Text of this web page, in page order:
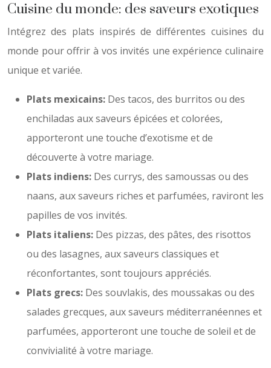
Cuisine du monde: des saveurs exotiques
Intégrez des plats inspirés de différentes cuisines du
monde pour offrir à vos invités une expérience culinaire
unique et variée.
Plats mexicains: Des tacos, des burritos ou des
enchiladas aux saveurs épicées et colorées,
apporteront une touche d’exotisme et de
découverte à votre mariage.
Plats indiens: Des currys, des samoussas ou des
naans, aux saveurs riches et parfumées, raviront les
papilles de vos invités.
Plats italiens: Des pizzas, des pâtes, des risottos
ou des lasagnes, aux saveurs classiques et
réconfortantes, sont toujours appréciés.
Plats grecs: Des souvlakis, des moussakas ou des
salades grecques, aux saveurs méditerranéennes et
parfumées, apporteront une touche de soleil et de
convivialité à votre mariage.